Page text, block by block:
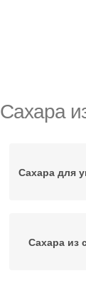
Сахара
Сахара для
Сахара из